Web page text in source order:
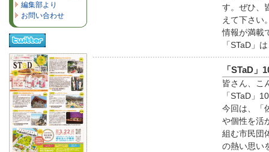
す。ぜひ、
えて下さい
情報が満載
「STaD」
「STaD」
皆さん、こ
「STaD」
今回は、「
や個性を活
組む市民団
の熱い思い
編集部より
お問い合わせ